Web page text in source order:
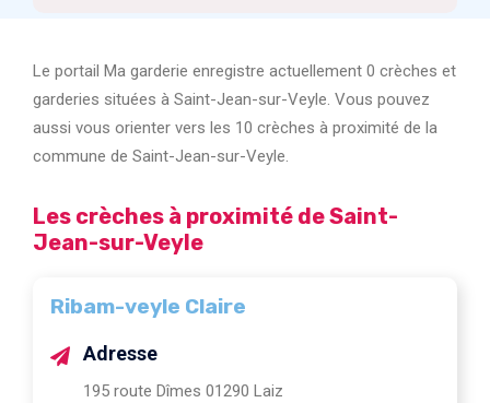
Le portail Ma garderie enregistre actuellement 0 crèches et
garderies situées à Saint-Jean-sur-Veyle. Vous pouvez
aussi vous orienter vers les 10 crèches à proximité de la
commune de Saint-Jean-sur-Veyle.
Les crèches à proximité de Saint-
Jean-sur-Veyle
Ribam-veyle Claire
Adresse
195 route Dîmes 01290 Laiz